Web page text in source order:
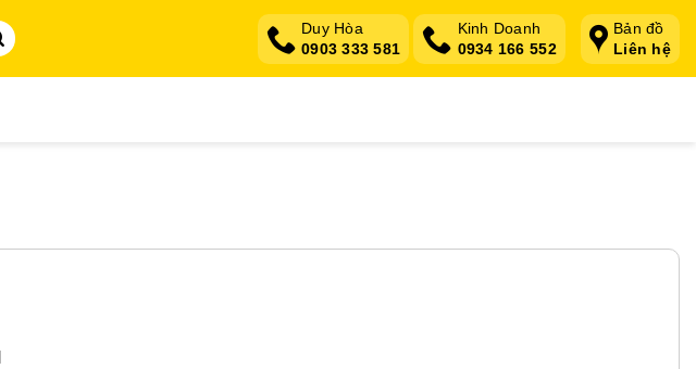
Duy Hòa
0903 333 581
Kinh Doanh
0934 166 552
Bản đồ
Liên hệ